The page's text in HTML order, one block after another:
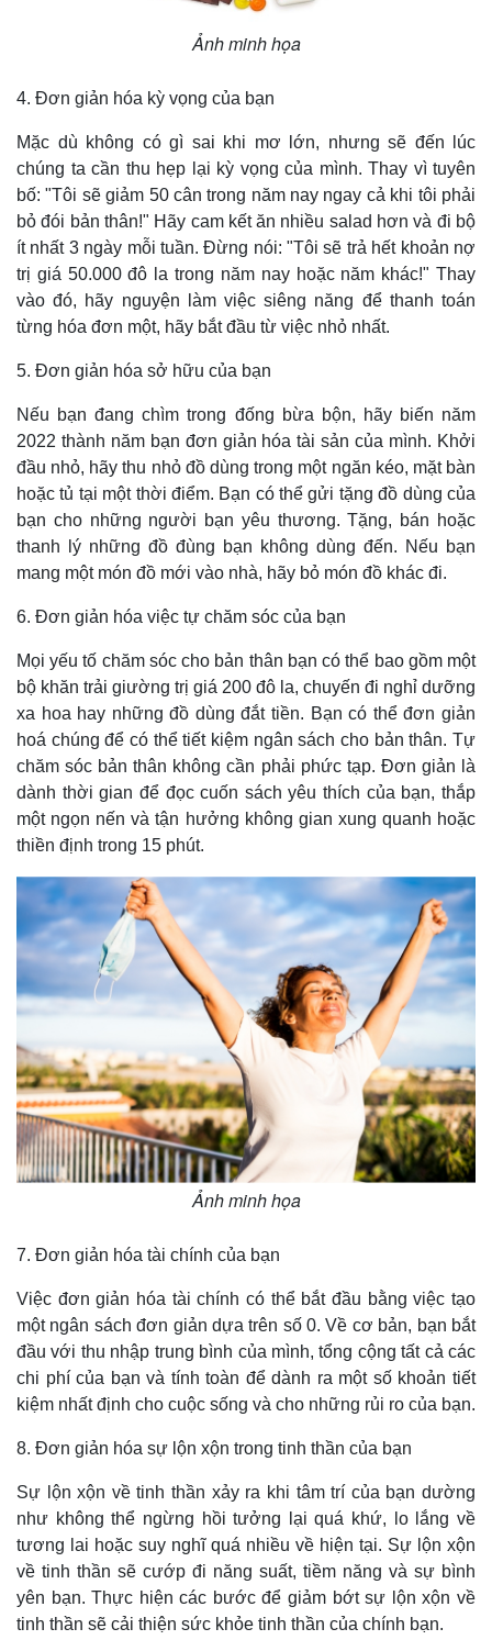
Bất động sản
Giá vàng
Tỷ giá
Chứng khoán
Giá cà phê
Ảnh minh họa
4. Đơn giản hóa kỳ vọng của bạn
Mặc dù không có gì sai khi mơ lớn, nhưng sẽ đến lúc
chúng ta cần thu hẹp lại kỳ vọng của mình. Thay vì tuyên
bố: "Tôi sẽ giảm 50 cân trong năm nay ngay cả khi tôi phải
bỏ đói bản thân!" Hãy cam kết ăn nhiều salad hơn và đi bộ
ít nhất 3 ngày mỗi tuần. Đừng nói: "Tôi sẽ trả hết khoản nợ
trị giá 50.000 đô la trong năm nay hoặc năm khác!" Thay
vào đó, hãy nguyện làm việc siêng năng để thanh toán
từng hóa đơn một, hãy bắt đầu từ việc nhỏ nhất.
5. Đơn giản hóa sở hữu của bạn
Nếu bạn đang chìm trong đống bừa bộn, hãy biến năm
2022 thành năm bạn đơn giản hóa tài sản của mình. Khởi
đầu nhỏ, hãy thu nhỏ đồ dùng trong một ngăn kéo, mặt bàn
hoặc tủ tại một thời điểm. Bạn có thể gửi tặng đồ dùng của
bạn cho những người bạn yêu thương. Tặng, bán hoặc
thanh lý những đồ đùng bạn không dùng đến. Nếu bạn
mang một món đồ mới vào nhà, hãy bỏ món đồ khác đi.
6. Đơn giản hóa việc tự chăm sóc của bạn
Mọi yếu tố chăm sóc cho bản thân bạn có thể bao gồm một
bộ khăn trải giường trị giá 200 đô la, chuyến đi nghỉ dưỡng
xa hoa hay những đồ dùng đắt tiền. Bạn có thể đơn giản
hoá chúng để có thể tiết kiệm ngân sách cho bản thân. Tự
chăm sóc bản thân không cần phải phức tạp. Đơn giản là
dành thời gian để đọc cuốn sách yêu thích của bạn, thắp
một ngọn nến và tận hưởng không gian xung quanh hoặc
thiền định trong 15 phút.
Ảnh minh họa
7. Đơn giản hóa tài chính của bạn
Việc đơn giản hóa tài chính có thể bắt đầu bằng việc tạo
một ngân sách đơn giản dựa trên số 0. Về cơ bản, bạn bắt
đầu với thu nhập trung bình của mình, tổng cộng tất cả các
chi phí của bạn và tính toàn để dành ra một số khoản tiết
kiệm nhất định cho cuộc sống và cho những rủi ro của bạn.
8. Đơn giản hóa sự lộn xộn trong tinh thần của bạn
Sự lộn xộn về tinh thần xảy ra khi tâm trí của bạn dường
như không thể ngừng hồi tưởng lại quá khứ, lo lắng về
tương lai hoặc suy nghĩ quá nhiều về hiện tại. Sự lộn xộn
về tinh thần sẽ cướp đi năng suất, tiềm năng và sự bình
yên bạn. Thực hiện các bước để giảm bớt sự lộn xộn về
tinh thần sẽ cải thiện sức khỏe tinh thần của chính bạn.